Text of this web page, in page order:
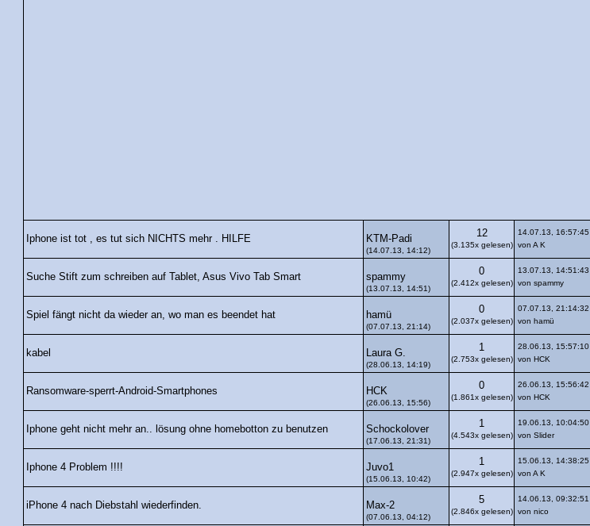
Iphone ist tot , es tut sich NICHTS mehr . HILFE KTM-Padi
(14.07.13, 14:12)
12
(3.135x gelesen)
14.07.13, 16:57:45
von A K
Suche Stift zum schreiben auf Tablet, Asus Vivo Tab Smart spammy
(13.07.13, 14:51)
0
(2.412x gelesen)
13.07.13, 14:51:43
von spammy
Spiel fängt nicht da wieder an, wo man es beendet hat hamü
(07.07.13, 21:14)
0
(2.037x gelesen)
07.07.13, 21:14:32
von hamü
kabel Laura G.
(28.06.13, 14:19)
1
(2.753x gelesen)
28.06.13, 15:57:10
von HCK
Ransomware-sperrt-Android-Smartphones HCK
(26.06.13, 15:56)
0
(1.861x gelesen)
26.06.13, 15:56:42
von HCK
Iphone geht nicht mehr an.. lösung ohne homebotton zu benutzen Schockolover
(17.06.13, 21:31)
1
(4.543x gelesen)
19.06.13, 10:04:50
von Slider
Iphone 4 Problem !!!! Juvo1
(15.06.13, 10:42)
1
(2.947x gelesen)
15.06.13, 14:38:25
von A K
iPhone 4 nach Diebstahl wiederfinden. Max-2
(07.06.13, 04:12)
5
(2.846x gelesen)
14.06.13, 09:32:51
von nico